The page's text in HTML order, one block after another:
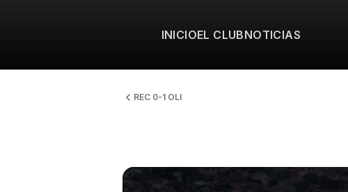
INICIOEL CLUBNOTICIAS
REC 0-1 OLI